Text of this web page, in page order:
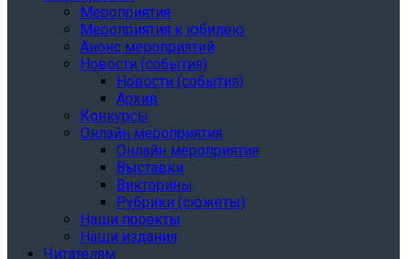
Мероприятия
Мероприятия к юбилею
Анонс мероприятий
Новости (события)
Новости (события)
Архив
Конкурсы
Онлайн мероприятия
Онлайн мероприятия
Выставки
Викторины
Рубрики (сюжеты)
Наши проекты
Наши издания
Читателям